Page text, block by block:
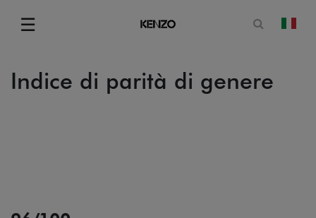
☰
Apri il
Indice di parità di genere